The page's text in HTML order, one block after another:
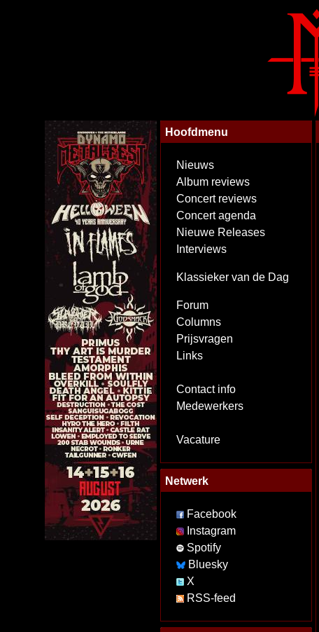
Hoofdmenu
Nieuws
Album reviews
Concert reviews
Concert agenda
Nieuwe Releases
Interviews
Klassieker van de Dag
Forum
Columns
Prijsvragen
Links
Contact info
Medewerkers
Vacature
Netwerk
Facebook
Instagram
Spotify
Bluesky
X
RSS-feed